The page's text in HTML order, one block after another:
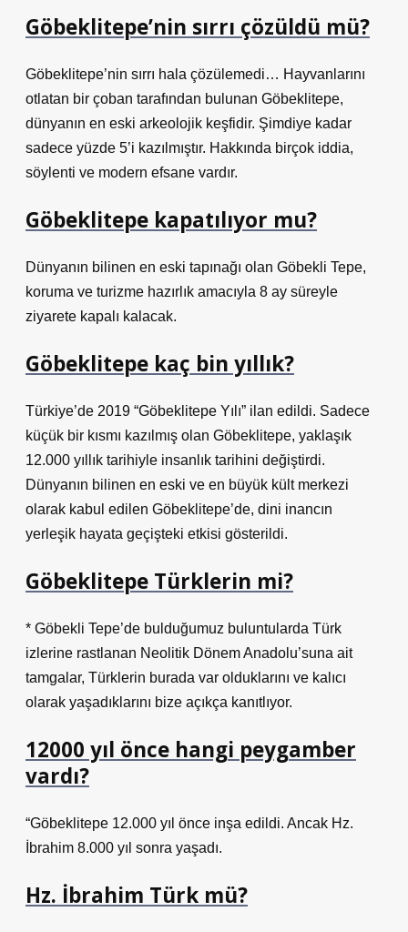
Göbeklitepe’nin sırrı çözüldü mü?
Göbeklitepe’nin sırrı hala çözülemedi… Hayvanlarını
otlatan bir çoban tarafından bulunan Göbeklitepe,
dünyanın en eski arkeolojik keşfidir. Şimdiye kadar
sadece yüzde 5’i kazılmıştır. Hakkında birçok iddia,
söylenti ve modern efsane vardır.
Göbeklitepe kapatılıyor mu?
Dünyanın bilinen en eski tapınağı olan Göbekli Tepe,
koruma ve turizme hazırlık amacıyla 8 ay süreyle
ziyarete kapalı kalacak.
Göbeklitepe kaç bin yıllık?
Türkiye’de 2019 “Göbeklitepe Yılı” ilan edildi. Sadece
küçük bir kısmı kazılmış olan Göbeklitepe, yaklaşık
12.000 yıllık tarihiyle insanlık tarihini değiştirdi.
Dünyanın bilinen en eski ve en büyük kült merkezi
olarak kabul edilen Göbeklitepe’de, dini inancın
yerleşik hayata geçişteki etkisi gösterildi.
Göbeklitepe Türklerin mi?
* Göbekli Tepe’de bulduğumuz buluntularda Türk
izlerine rastlanan Neolitik Dönem Anadolu’suna ait
tamgalar, Türklerin burada var olduklarını ve kalıcı
olarak yaşadıklarını bize açıkça kanıtlıyor.
12000 yıl önce hangi peygamber
vardı?
“Göbeklitepe 12.000 yıl önce inşa edildi. Ancak Hz.
İbrahim 8.000 yıl sonra yaşadı.
Hz. İbrahim Türk mü?